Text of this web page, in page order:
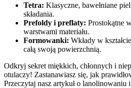
Tetra: Klasyczne, bawełniane
składania.
Prefoldy i preflaty: Prostokątne
warstwami materiału.
Formowanki: Wkłady w
całą swoją powierzchnią.
Odkryj sekret miękkich, chłonnych i
otulaczy! Zastanawiasz się, jak
Przeczytaj nasz artykuł o